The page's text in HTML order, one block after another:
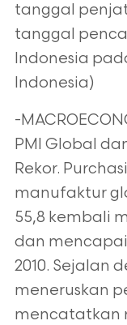
tanggal
tanggal
Indonesia
Indonesia)
-
PMI Global
Rekor.
manufaktur
55,8 kembali
dan
2010. Sejalan
meneruskan
mencatatkan